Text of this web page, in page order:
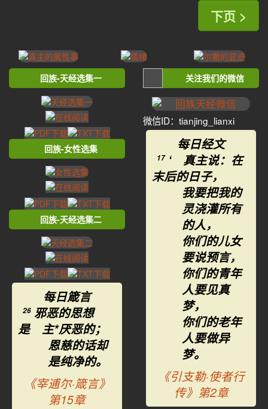
下页 >
回族-天经选集一
回族-女性选集
回族-天经选集二
每日箴言
26 邪恶的思想
是 主*厌恶的；
恩慈的话却
是纯净的。
《宰逋尔·箴言》
第15章
关注我们的微信
微信ID：tianjing_lianxi
每日经文
17 ‘ 真主说：在
末后的日子，
我要把我的
灵浇灌所有
的人，
你们的儿女
要说预言，
你们的青年
人要见真
梦，
你们的老年
人要做异
梦。
《引支勒·使者行
传》第2章